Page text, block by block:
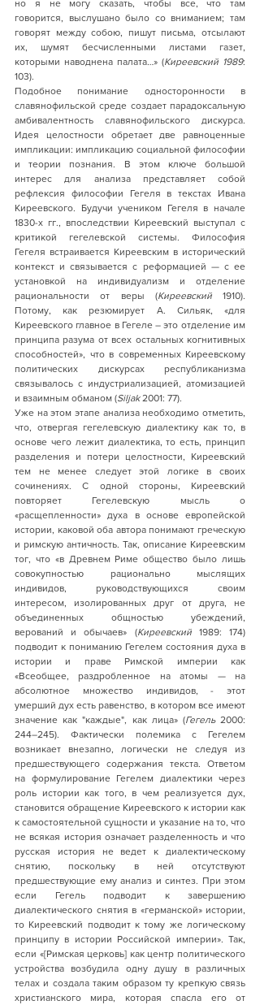
но я не могу сказать, чтобы все, что там
говорится, выслушано было со вниманием; там
говорят между собою, пишут письма, отсылают
их, шумят бесчисленными листами газет,
которыми наводнена палата…» (Киреевский 1989:
103).
Подобное понимание односторонности в
славянофильской среде создает парадоксальную
амбивалентность славянофильского дискурса.
Идея целостности обретает две равноценные
импликации: импликацию социальной философии
и теории познания. В этом ключе большой
интерес для анализа представляет собой
рефлексия философии Гегеля в текстах Ивана
Киреевского. Будучи учеником Гегеля в начале
1830-х гг., впоследствии Киреевский выступал с
критикой гегелевской системы. Философия
Гегеля встраивается Киреевским в исторический
контекст и связывается с реформацией — с ее
установкой на индивидуализм и отделение
рациональности от веры (Киреевский 1910).
Потому, как резюмирует А. Сильяк, «для
Киреевского главное в Гегеле – это отделение им
принципа разума от всех остальных когнитивных
способностей», что в современных Киреевскому
политических дискурсах республиканизма
связывалось с индустриализацией, атомизацией
и взаимным обманом (Siljak 2001: 77).
Уже на этом этапе анализа необходимо отметить,
что, отвергая гегелевскую диалектику как то, в
основе чего лежит диалектика, то есть, принцип
разделения и потери целостности, Киреевский
тем не менее следует этой логике в своих
сочинениях. С одной стороны, Киреевский
повторяет Гегелевскую мысль о
«расщепленности» духа в основе европейской
истории, каковой оба автора понимают греческую
и римскую античность. Так, описание Киреевским
тог, что «в Древнем Риме общество было лишь
совокупностью рационально мыслящих
индивидов, руководствующихся своим
интересом, изолированных друг от друга, не
объединенных общностью убеждений,
верований и обычаев» (Киреевский 1989: 174)
подводит к пониманию Гегелем состояния духа в
истории и праве Римской империи как
«Всеобщее, раздробленное на атомы — на
абсолютное множество индивидов, - этот
умерший дух есть равенство, в котором все имеют
значение как "каждые", как лица» (Гегель 2000:
244–245). Фактически полемика с Гегелем
возникает внезапно, логически не следуя из
предшествующего содержания текста. Ответом
на формулирование Гегелем диалектики через
роль истории как того, в чем реализуется дух,
становится обращение Киреевского к истории как
к самостоятельной сущности и указание на то, что
не всякая история означает разделенность и что
русская история не ведет к диалектическому
снятию, поскольку в ней отсутствуют
предшествующие ему анализ и синтез. При этом
если Гегель подводит к завершению
диалектического снятия в «германской» истории,
то Киреевский подводит к тому же логическому
принципу в истории Российской империи». Так,
если «[Римская церковь] как центр политического
устройства возбудила одну душу в различных
телах и создала таким образом ту крепкую связь
христианского мира, которая спасла его от